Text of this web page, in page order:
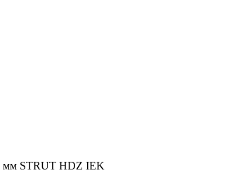
мм STRUT HDZ IEK